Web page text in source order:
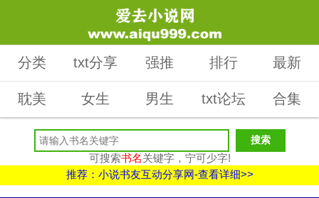
分类 txt分享 强推 排行 最新
耽美 女生 男生 txt论坛 合集
可搜索书名关键字，宁可少字!
推荐：小说书友互动分享网-查看详细>>